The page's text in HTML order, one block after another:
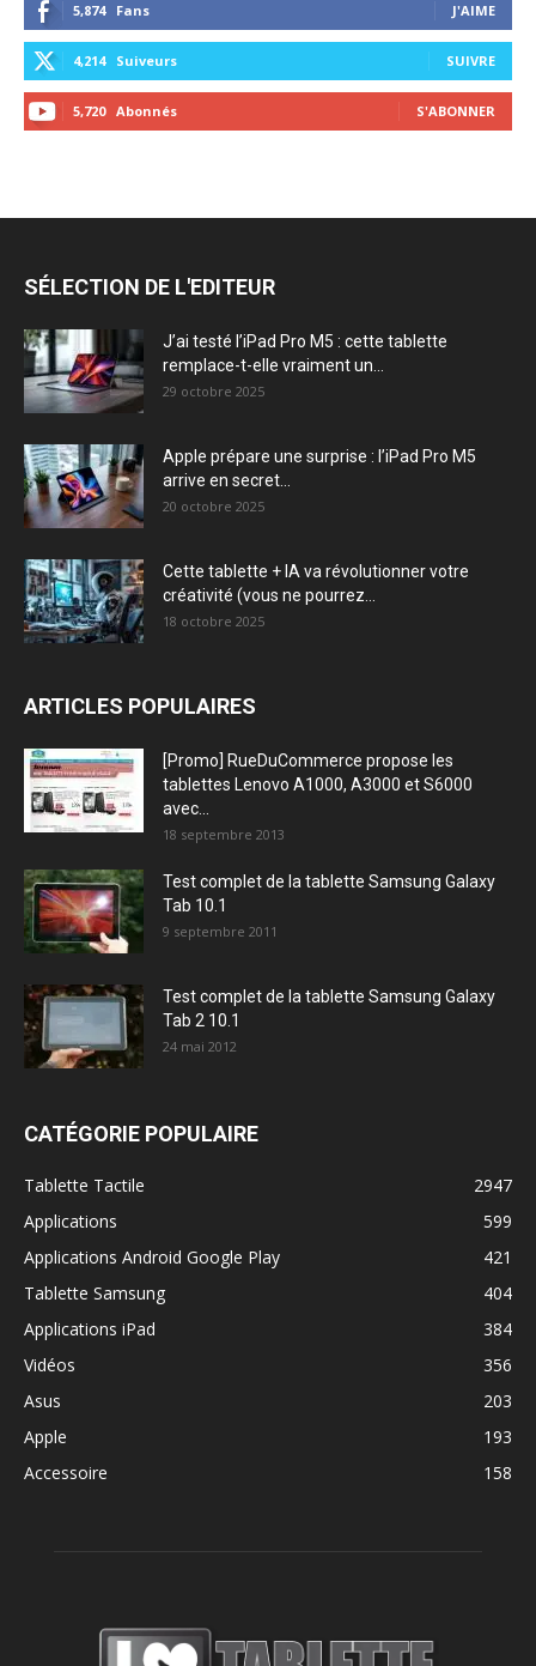
5,874 Fans J'AIME
4,214 Suiveurs SUIVRE
5,720 Abonnés S'ABONNER
SÉLECTION DE L'EDITEUR
J’ai testé l’iPad Pro M5 : cette tablette
remplace-t-elle vraiment un...
29 octobre 2025
Apple prépare une surprise : l’iPad Pro M5
arrive en secret...
20 octobre 2025
Cette tablette + IA va révolutionner votre
créativité (vous ne pourrez...
18 octobre 2025
ARTICLES POPULAIRES
[Promo] RueDuCommerce propose les
tablettes Lenovo A1000, A3000 et S6000
avec...
18 septembre 2013
Test complet de la tablette Samsung Galaxy
Tab 10.1
9 septembre 2011
Test complet de la tablette Samsung Galaxy
Tab 2 10.1
24 mai 2012
CATÉGORIE POPULAIRE
Tablette Tactile
2947
Applications
599
Applications Android Google Play
421
Tablette Samsung
404
Applications iPad
384
Vidéos
356
Asus
203
Apple
193
Accessoire
158